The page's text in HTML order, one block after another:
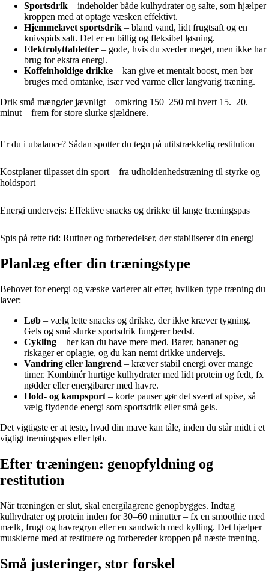
Sportsdrik – indeholder både kulhydrater og salte, som hjælper
kroppen med at optage væsken effektivt.
Hjemmelavet sportsdrik – bland vand, lidt frugtsaft og en
knivspids salt. Det er en billig og fleksibel løsning.
Elektrolyttabletter – gode, hvis du sveder meget, men ikke har
brug for ekstra energi.
Koffeinholdige drikke – kan give et mentalt boost, men bør
bruges med omtanke, især ved varme eller langvarig træning.
Drik små mængder jævnligt – omkring 150–250 ml hvert 15.–20.
minut – frem for store slurke sjældnere.
Er du i ubalance? Sådan spotter du tegn på utilstrækkelig restitution
Kostplaner tilpasset din sport – fra udholdenhedstræning til styrke og
holdsport
Energi undervejs: Effektive snacks og drikke til lange træningspas
Spis på rette tid: Rutiner og forberedelser, der stabiliserer din energi
Planlæg efter din træningstype
Behovet for energi og væske varierer alt efter, hvilken type træning du
laver:
Løb – vælg lette snacks og drikke, der ikke kræver tygning.
Gels og små slurke sportsdrik fungerer bedst.
Cykling – her kan du have mere med. Barer, bananer og
riskager er oplagte, og du kan nemt drikke undervejs.
Vandring eller langrend – kræver stabil energi over mange
timer. Kombinér hurtige kulhydrater med lidt protein og fedt, fx
nødder eller energibarer med havre.
Hold- og kampsport – korte pauser gør det svært at spise, så
vælg flydende energi som sportsdrik eller små gels.
Det vigtigste er at teste, hvad din mave kan tåle, inden du står midt i et
vigtigt træningspas eller løb.
Efter træningen: genopfyldning og
restitution
Når træningen er slut, skal energilagrene genopbygges. Indtag
kulhydrater og protein inden for 30–60 minutter – fx en smoothie med
mælk, frugt og havregryn eller en sandwich med kylling. Det hjælper
musklerne med at restituere og forbereder kroppen på næste træning.
Små justeringer, stor forskel